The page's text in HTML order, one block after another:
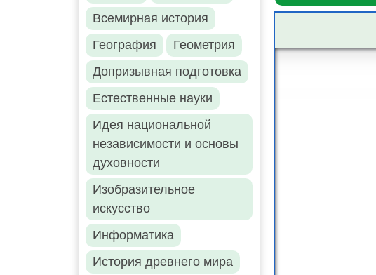
Всемирная история
География
Геометрия
Допризывная подготовка
Естественные науки
Идея национальной
независимости и основы
духовности
Изобразительное
искусство
Информатика
История древнего мира